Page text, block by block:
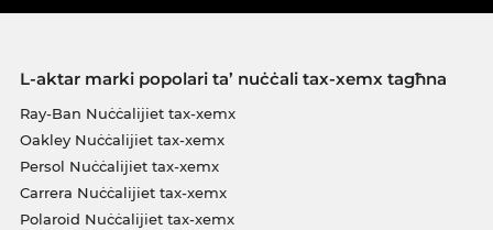
L-aktar marki popolari ta’ nuċċali tax-xemx tagħna
Ray-Ban Nuċċalijiet tax-xemx
Oakley Nuċċalijiet tax-xemx
Persol Nuċċalijiet tax-xemx
Carrera Nuċċalijiet tax-xemx
Polaroid Nuċċalijiet tax-xemx